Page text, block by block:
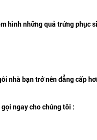
hình những quả trứng phục
nhà bạn trở nên đẳng cấp
ngay cho chúng tôi :